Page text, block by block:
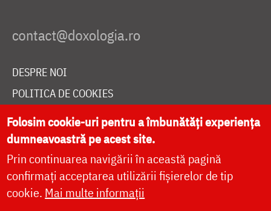
DESPRE NOI
POLITICA DE COOKIES
DONEAZĂ ONLINE PENTRU CATEDRALA NAȚIONALĂ
LIVE
Folosim cookie-uri pentru a îmbunătăți experiența
dumneavoastră pe acest site.
Prin continuarea navigării în această pagină
confirmați acceptarea utilizării fișierelor de tip
cookie. Mai multe informații